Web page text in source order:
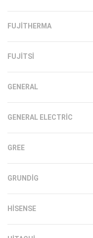
FUJITHERMA
FUJITSI
GENERAL
GENERAL ELECTRIC
GREE
GRUNDIG
HISENSE